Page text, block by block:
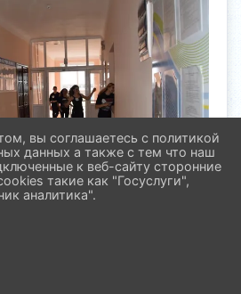
вы соглашаетесь с политикой
данных а также с тем что наш
к веб-сайту сторонние
такие как "Госуслуги",
аналитика".